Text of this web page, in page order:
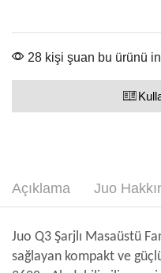
28 kişi şuan bu ürünü
Açıklama Juo
Juo Q3 Şarjlı Masaüstü
sağlayan kompakt ve